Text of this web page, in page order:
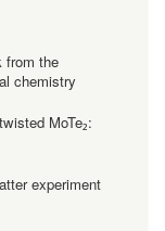
from the
chemistry
MoTe₂:
experiment